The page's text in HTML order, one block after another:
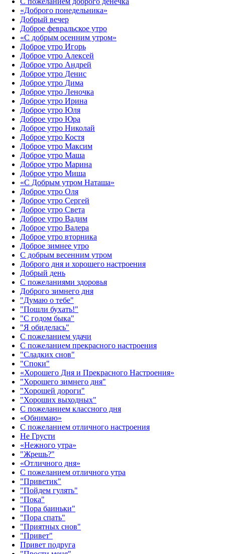
«Доброго понедельника»‎
Добрый вечер
Доброе февральское утро
«С добрым осенним утром»‎
Доброе утро Игорь
Доброе утро Алексей
Доброе утро Андрей
Доброе утро Денис
Доброе утро Дима
Доброе утро Леночка
Доброе утро Ирина
Доброе утро Юля
Доброе утро Юра
Доброе утро Николай
Доброе утро Костя
Доброе утро Максим
Доброе утро Маша
Доброе утро Марина
Доброе утро Миша
«С Добрым утром Наташа»
Доброе утро Оля
Доброе утро Сергей
Доброе утро Света
Доброе утро Вадим
Доброе утро Валера
Доброе утро вторника
Доброе зимнее утро
С добрым весенним утром
Доброго дня и хорошего настроения
Добрый день
С пожеланиями здоровья
Доброго зимнего дня
"Думаю о тебе"
"Пошли бухать!"
"С годом быка"
"Я обиделась"
С пожеланием удачи
С пожеланием прекрасного настроения
"Сладких снов"
"Споки"
«Хорошего Дня и Прекрасного Настроения»
"Хорошего зимнего дня"
"Хорошей дороги"
"Хороших выходных"
С пожеланием классного дня
«Обнимаю»
С пожеланием отличного настроения
Не Грусти
«Нежного утра»‎
"Жрешь?"
«Отличного дня»‎
С пожеланием отличного утра
"Приветик"
"Пойдем гулять"
"Пока"
"Пора баиньки"
"Пора спать"
"Приятных снов"
"Привет"
Привет подруга